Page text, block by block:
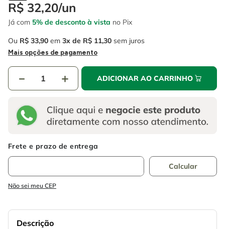
R$ 32,20/un
Já com 5% de desconto à vista no Pix
Ou R$ 33,90 em 3 R$ 11,30 sem juros
Mais opções de pagamento
＋
－ ADICIONAR AO CARRINHO
Não sei meu CEP
Descrição
6 º fio
7º serra copo
8º chave impacto
disco corte
º escada
º serra circular
º fio
chave impacto
disco corte